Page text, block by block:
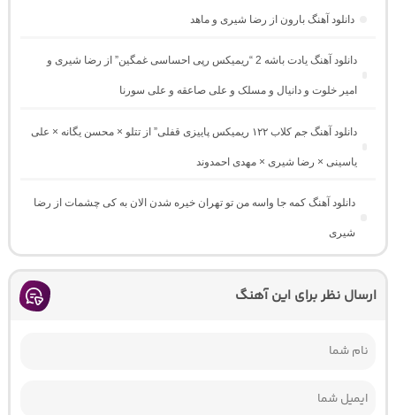
دانلود آهنگ بارون از رضا شیری و ماهد
دانلود آهنگ یادت باشه 2 “ریمیکس رپی احساسی غمگین” از رضا شیری و
امیر خلوت و دانیال و مسلک و علی صاعقه و علی سورنا
دانلود آهنگ جم کلاب ۱۲۲ ریمیکس پاییزی قفلی” از تتلو × محسن یگانه × علی
یاسینی × رضا شیری × مهدی احمدوند
دانلود آهنگ کمه جا واسه من تو تهران خیره شدن الان به کی چشمات از رضا
شیری
ارسال نظر برای این آهنگ